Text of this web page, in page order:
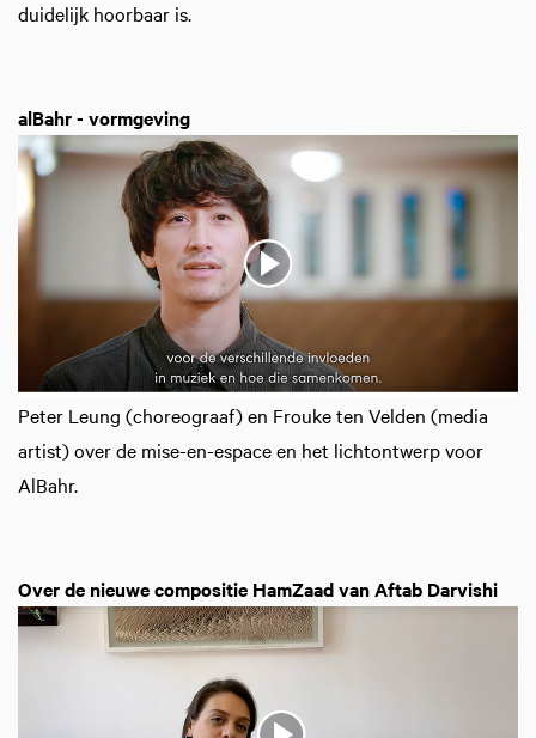
duidelijk hoorbaar is.
alBahr - vormgeving
Peter Leung (choreograaf) en Frouke ten Velden (media
artist) over de mise-en-espace en het lichtontwerp voor
AlBahr.
Over de nieuwe compositie HamZaad van Aftab Darvishi